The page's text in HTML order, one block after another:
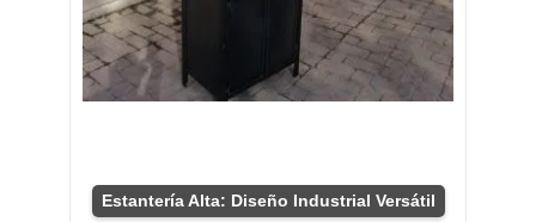
Estantería Alta: Diseño Industrial Versátil